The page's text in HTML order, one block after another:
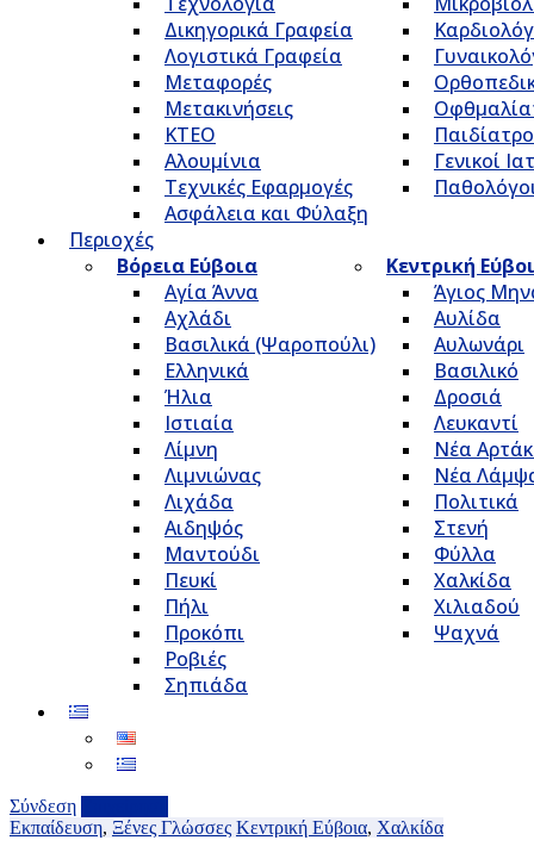
Δικηγορικά Γραφεία
Λογιστικά Γραφεία
Μεταφορές
Μετακινήσεις
ΚΤΕΟ
Αλουμίνια
Τεχνικές Εφαρμογές
Ασφάλεια και Φύλαξη
Γενικοί
Περιοχές
Βόρεια Εύβοια
Αγία Άννα
Αχλάδι
Βασιλικά (Ψαροπούλι)
Ελληνικά
Ήλια
Ιστιαία
Λίμνη
Λιμνιώνας
Λιχάδα
Αιδηψός
Μαντούδι
Πευκί
Πήλι
Προκόπι
Ροβιές
Σηπιάδα
Κεντρική
Άγιος
Αυλίδα
Αυλωνάρι
Βασιλικό
Δροσιά
Λευκαντί
Νέα
Νέα
Πολιτικά
Στενή
Φύλλα
Χαλκίδα
Χιλιαδού
Ψαχνά
Σύνδεση
Εκπαίδευση, Ξένες Γλώσσες Κεντρική Εύβοια, Χαλκίδα